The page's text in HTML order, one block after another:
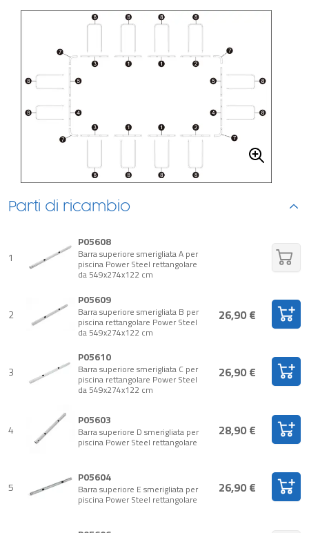
Parti di ricambio
1
P05608
Barra superiore smerigliata A per
piscina Power Steel rettangolare
da 549x274x122 cm
2
P05609
Barra superiore smerigliata B per
piscina rettangolare Power Steel
da 549x274x122 cm
26,90 €
3
P05610
Barra superiore smerigliata C per
piscina rettangolare Power Steel
da 549x274x122 cm
26,90 €
4
P05603
Barra superiore D smerigliata per
piscina Power Steel rettangolare
28,90 €
5
P05604
Barra superiore E smerigliata per
piscina Power Steel rettangolare
26,90 €